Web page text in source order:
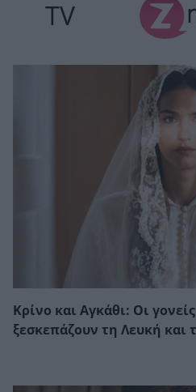
TV
Κρίνο και Αγκάθι: Οι
ξεσκεπάζουν τη Λευκή και